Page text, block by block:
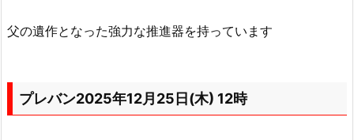
父の遺作となった強力な推進器を持っています
プレバン2025年12月25日(木) 12時